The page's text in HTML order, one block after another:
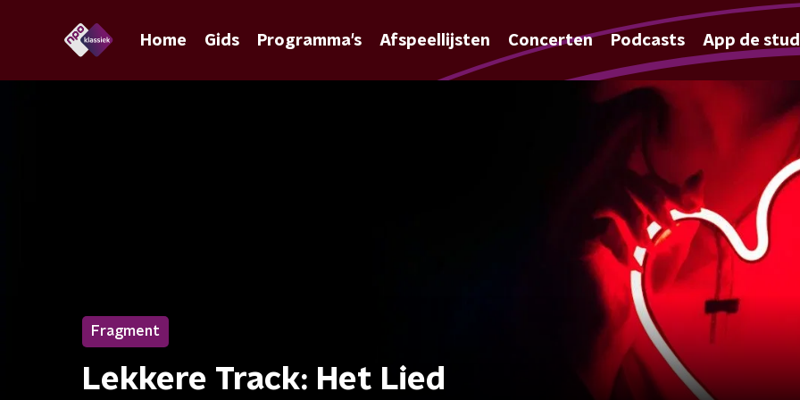
Home Gids Programma's Afspeellijsten Concerten Podcasts App de
Fragment
Lekkere Track: Het Lied